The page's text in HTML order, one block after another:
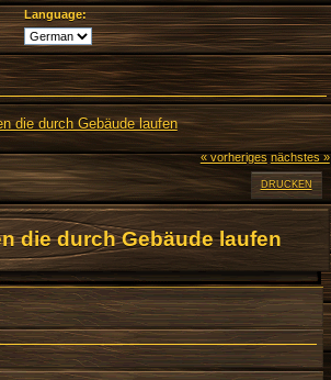
Language:
die durch Gebäude laufen
« vorheriges nächstes »
DRUCKEN
die durch Gebäude laufen